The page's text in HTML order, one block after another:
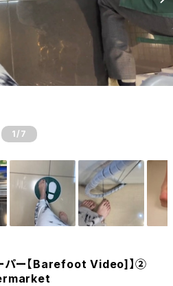
1 /7
パー【Barefoot Video]】②